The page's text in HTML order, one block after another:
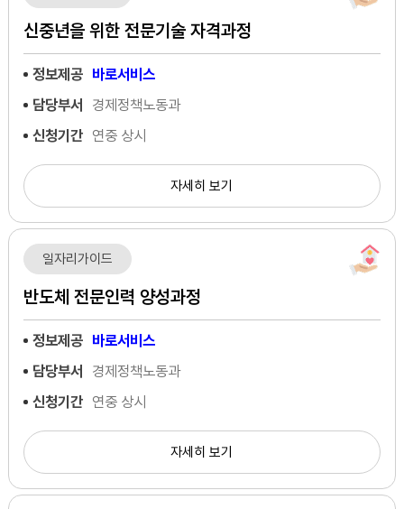
신중년을 위한 전문기술 자격과정
정보제공 바로서비스
담당부서
경제정책노동과
신청기간 연중 상시
자세히 보기
일자리가이드
반도체 전문인력 양성과정
정보제공 바로서비스
담당부서
경제정책노동과
신청기간 연중 상시
자세히 보기